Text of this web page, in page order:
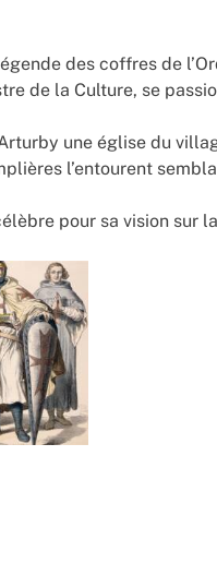
des coffres de
de la Culture, se
une église du
l’entourent
pour sa vision sur